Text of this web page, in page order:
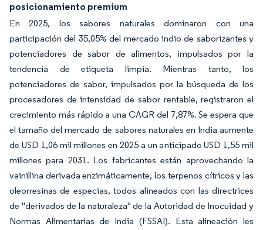
posicionamiento premium
En 2025, los sabores naturales dominaron con una
participación del 35,05% del mercado indio de saborizantes y
potenciadores de sabor de alimentos, impulsados por la
tendencia de etiqueta limpia. Mientras tanto, los
potenciadores de sabor, impulsados por la búsqueda de los
procesadores de intensidad de sabor rentable, registraron el
crecimiento más rápido a una CAGR del 7,87%. Se espera que
el tamaño del mercado de sabores naturales en India aumente
de USD 1,06 mil millones en 2025 a un anticipado USD 1,55 mil
millones para 2031. Los fabricantes están aprovechando la
vainillina derivada enzimáticamente, los terpenos cítricos y las
oleorresinas de especias, todos alineados con las directrices
de "derivados de la naturaleza" de la Autoridad de Inocuidad y
Normas Alimentarias de India (FSSAI). Esta alineación les